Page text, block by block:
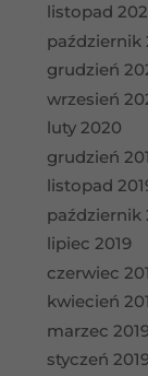
listopad
październik
grudzień
wrzesień
luty 2020
grudzień
listopad
październik
lipiec 2019
czerwiec
kwiecień
marzec
styczeń